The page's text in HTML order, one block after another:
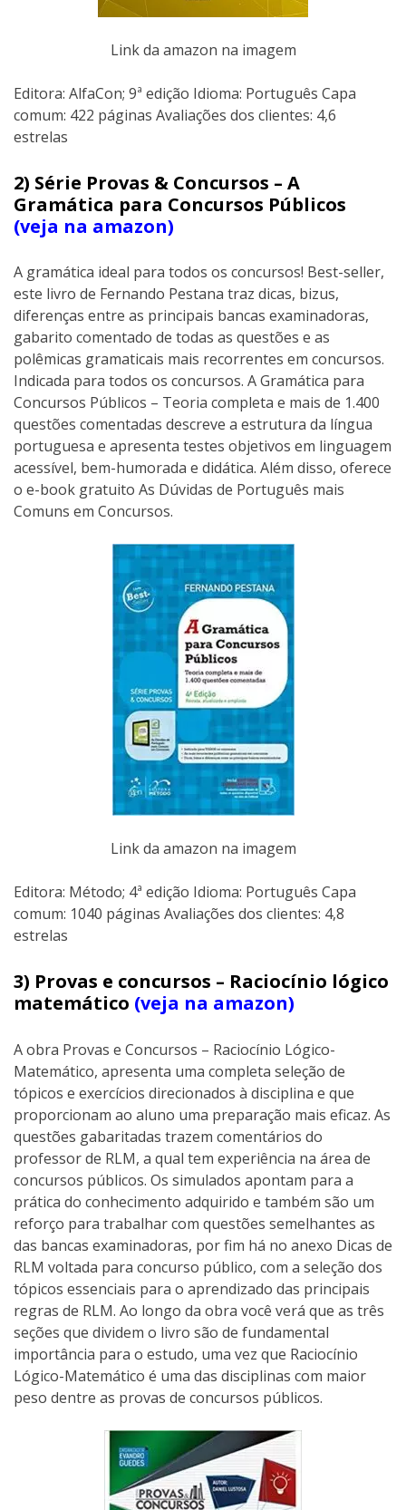
Link da amazon na imagem
Editora: AlfaCon; 9ª edição Idioma: Português Capa
comum: 422 páginas Avaliações dos clientes: 4,6
estrelas
2) Série Provas & Concursos – A
Gramática para Concursos Públicos
(veja na amazon)
A gramática ideal para todos os concursos! Best-seller,
este livro de Fernando Pestana traz dicas, bizus,
diferenças entre as principais bancas examinadoras,
gabarito comentado de todas as questões e as
polêmicas gramaticais mais recorrentes em concursos.
Indicada para todos os concursos. A Gramática para
Concursos Públicos – Teoria completa e mais de 1.400
questões comentadas descreve a estrutura da língua
portuguesa e apresenta testes objetivos em linguagem
acessível, bem-humorada e didática. Além disso, oferece
o e-book gratuito As Dúvidas de Português mais
Comuns em Concursos.
Link da amazon na imagem
Editora: Método; 4ª edição Idioma: Português Capa
comum: 1040 páginas Avaliações dos clientes: 4,8
estrelas
3) Provas e concursos – Raciocínio lógico
matemático (veja na amazon)
A obra Provas e Concursos – Raciocínio Lógico-
Matemático, apresenta uma completa seleção de
tópicos e exercícios direcionados à disciplina e que
proporcionam ao aluno uma preparação mais eficaz. As
questões gabaritadas trazem comentários do
professor de RLM, a qual tem experiência na área de
concursos públicos. Os simulados apontam para a
prática do conhecimento adquirido e também são um
reforço para trabalhar com questões semelhantes as
das bancas examinadoras, por fim há no anexo Dicas de
RLM voltada para concurso público, com a seleção dos
tópicos essenciais para o aprendizado das principais
regras de RLM. Ao longo da obra você verá que as três
seções que dividem o livro são de fundamental
importância para o estudo, uma vez que Raciocínio
Lógico-Matemático é uma das disciplinas com maior
peso dentre as provas de concursos públicos.